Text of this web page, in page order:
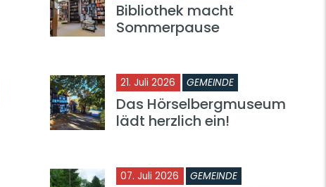
Bibliothek macht
Sommerpause
21. Juli 2026 GEMEINDE
Das Hörselbergmuseum
lädt herzlich ein!
07. Juli 2026 GEMEINDE